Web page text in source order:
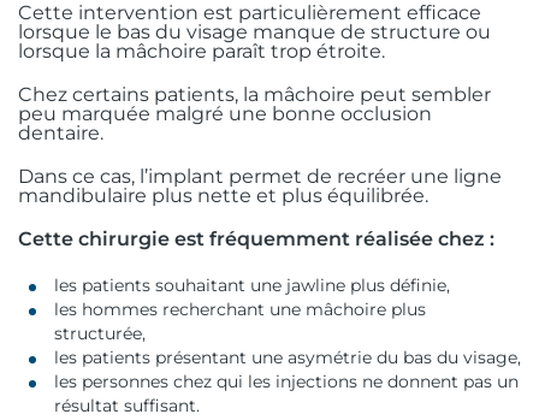
Cette intervention est particulièrement efficace
lorsque le bas du visage manque de structure ou
lorsque la mâchoire paraît trop étroite.
Chez certains patients, la mâchoire peut sembler
peu marquée malgré une bonne occlusion
dentaire.
Dans ce cas, l’implant permet de recréer une ligne
mandibulaire plus nette et plus équilibrée.
Cette chirurgie est fréquemment réalisée chez :
les patients souhaitant une jawline plus définie,
les hommes recherchant une mâchoire plus
structurée,
les patients présentant une asymétrie du bas du visage,
les personnes chez qui les injections ne donnent pas un
résultat suffisant.